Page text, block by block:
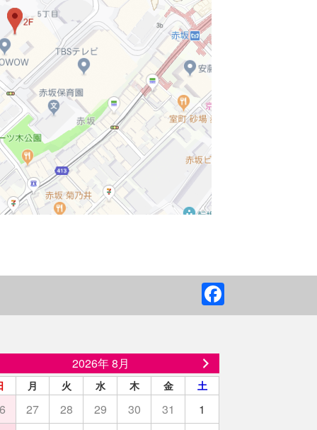
a
2026年 8月
月 火 水 木 金 土
27 28 29 30 31
1